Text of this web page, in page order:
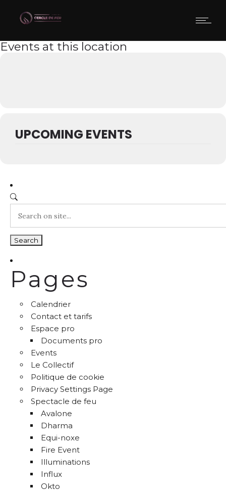
Events at this location
UPCOMING EVENTS
Pages
Calendrier
Contact et tarifs
Espace pro
Documents pro
Events
Le Collectif
Politique de cookie
Privacy Settings Page
Spectacle de feu
Avalone
Dharma
Equi-noxe
Fire Event
Illuminations
Influx
Okto